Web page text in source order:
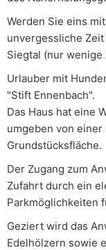
Werden Sie eins
unvergessliche
Siegtal (nur
Urlauber mit
"Stift Ennenbach".
Das Haus hat eine
umgeben von einer
Grundstücksfläche.
Der Zugang zum
Zufahrt durch ein
Parkmöglichkeiten
Geziert wird das
Edelhölzern sowie